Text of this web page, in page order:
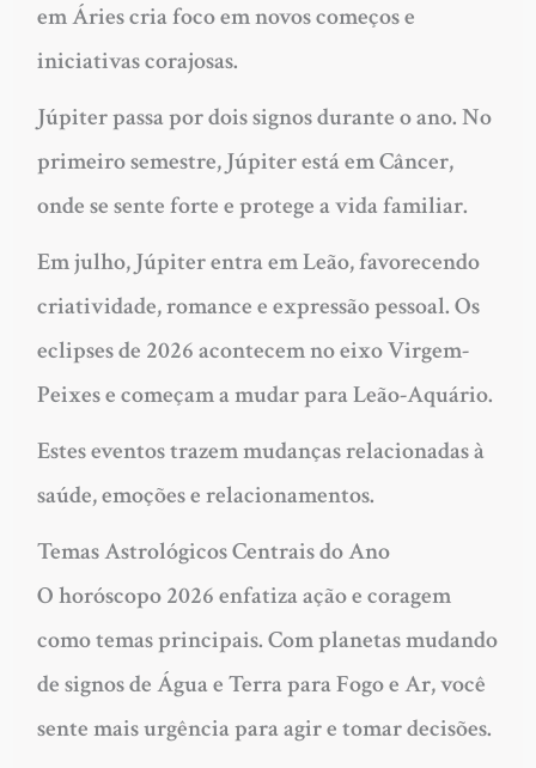
em Áries cria foco em novos começos e
iniciativas corajosas.
Júpiter passa por dois signosdurante o ano. No
primeiro semestre, Júpiter está em Câncer,
onde se sente forte e protege a vida familiar.
Em julho, Júpiter entra em Leão, favorecendo
criatividade, romance e expressão pessoal. Os
eclipses de 2026acontecem no eixo Virgem-
Peixes e começam a mudar para Leão-Aquário.
Estes eventos trazem mudanças relacionadas à
saúde, emoções e relacionamentos.
Temas Astrológicos Centrais do Ano
Ohoróscopo 2026enfatiza ação e coragem
como temas principais. Com planetas mudando
de signos de Água e Terra para Fogo e Ar, você
sente mais urgência para agir e tomar decisões.